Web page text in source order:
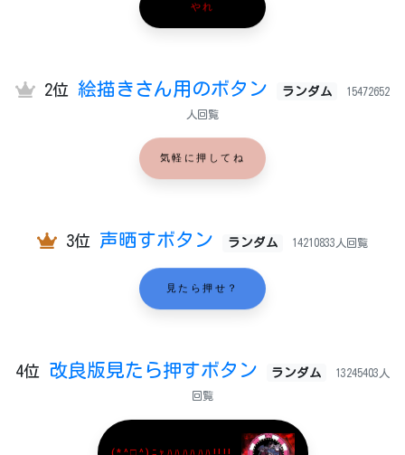
やれ
2位 絵描きさん用のボタン ランダム 15472652
人回覧
気軽に押してね
3位 声晒すボタン ランダム 14210833人回覧
見たら押せ？
4位 改良版見たら押すボタン ランダム 13245403人
回覧